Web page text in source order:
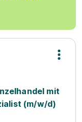
mit
(m/w/d)